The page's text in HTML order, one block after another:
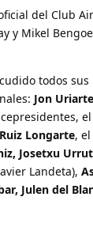
del Club
y Mikel
todos
Jon
Longarte,
Josetxu
Landeta),
Julen del